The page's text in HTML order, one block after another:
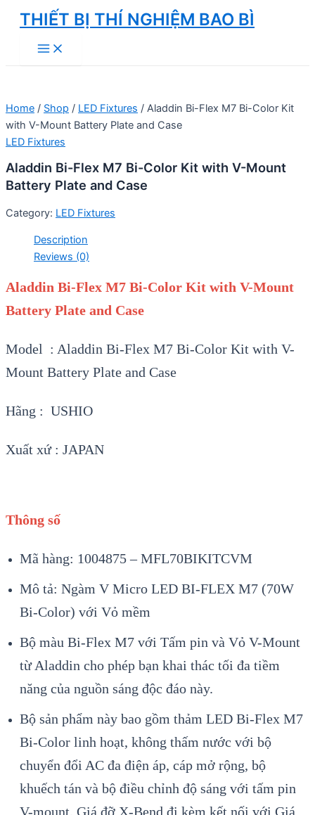
Skip
content
THIẾT BỊ THÍ NGHIỆM BAO BÌ
Main
Menu
Home / Shop / LED Fixtures / Aladdin Bi-Flex M7 Bi-Color Kit
with V-Mount Battery Plate and Case
LED Fixtures
Aladdin Bi-Flex M7 Bi-Color Kit with V-Mount
Battery Plate and Case
Category: LED Fixtures
Description
Reviews (0)
Aladdin Bi-Flex M7 Bi-Color Kit with V-Mount
Battery Plate and Case
Model : Aladdin Bi-Flex M7 Bi-Color Kit with V-
Mount Battery Plate and Case
Hãng : USHIO
Xuất xứ : JAPAN
Thông số
Mã hàng: 1004875 – MFL70BIKITCVM
Mô tả: Ngàm V Micro LED BI-FLEX M7 (70W
Bi-Color) với Vỏ mềm
Bộ màu Bi-Flex M7 với Tấm pin và Vỏ V-Mount
từ Aladdin cho phép bạn khai thác tối đa tiềm
năng của nguồn sáng độc đáo này.
Bộ sản phẩm này bao gồm thảm LED Bi-Flex M7
Bi-Color linh hoạt, không thấm nước với bộ
chuyển đổi AC đa điện áp, cáp mở rộng, bộ
khuếch tán và bộ điều chỉnh độ sáng với tấm pin
V-mount. Giá đỡ X-Bend đi kèm kết nối với Giá